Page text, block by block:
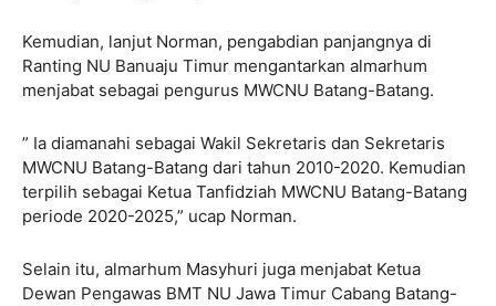
Kemudian, lanjut Norman, pengabdian panjangnya di
Ranting NU Banuaju Timur mengantarkan almarhum
menjabat sebagai pengurus MWCNU Batang-Batang.
” Ia diamanahi sebagai Wakil Sekretaris dan Sekretaris
MWCNU Batang-Batang dari tahun 2010-2020. Kemudian
terpilih sebagai Ketua Tanfidziah MWCNU Batang-Batang
periode 2020-2025,” ucap Norman.
Selain itu, almarhum Masyhuri juga menjabat Ketua
Dewan Pengawas BMT NU Jawa Timur Cabang Batang-